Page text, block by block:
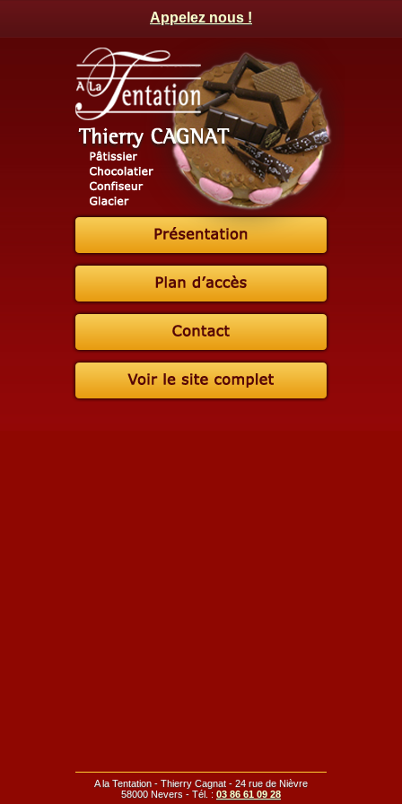
Appelez nous !
A la Tentation - Thierry Cagnat - 24 rue de Nièvre
58000 Nevers - Tél. : 03 86 61 09 28